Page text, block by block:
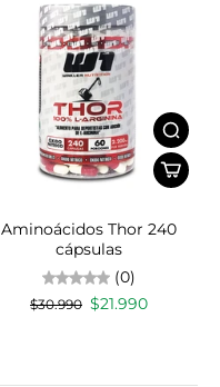
Aminoácidos Thor 240
cápsulas
(0)
$30.990 $21.990